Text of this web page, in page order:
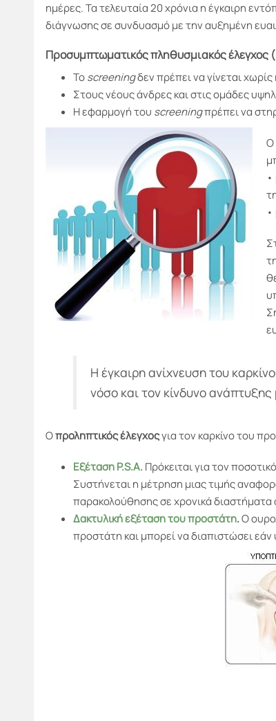
ημέρες. Τα τελευταία 20 χρόνια η έγκαιρη
διάγνωσης σε συνδυασμό με την αυξημένη
Προσυμπτωματικός πληθυσμιακός έλεγχος (
Τοscreeningδεν πρέπει να γίνεται χωρίς
Στους νέους άνδρες και στις ομάδες
Η εφαρμογή του screeningπρέπει να
Ο
•
Η έγκαιρη ανίχνευση του
νόσο και τον κίνδυνο
Οπροληπτικός έλεγχοςγια τον καρκίνο του
Εξέταση P.S.A. Πρόκειται για τον
Συστήνεται η μέτρηση μιας τιμής
παρακολούθησης σε χρονικά διαστήματα
Δακτυλική εξέταση του προστάτη.Ο
προστάτη και μπορεί να διαπιστώσει